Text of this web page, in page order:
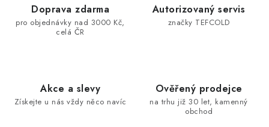
Doprava zdarma
pro objednávky nad 3000 Kč,
celá ČR
Autorizovaný servis
značky TEFCOLD
Akce a slevy
Získejte u nás vždy něco navíc
Ověřený prodejce
na trhu již 30 let, kamenný
obchod